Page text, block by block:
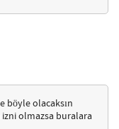
böyle olacaksın
olmazsa buralara